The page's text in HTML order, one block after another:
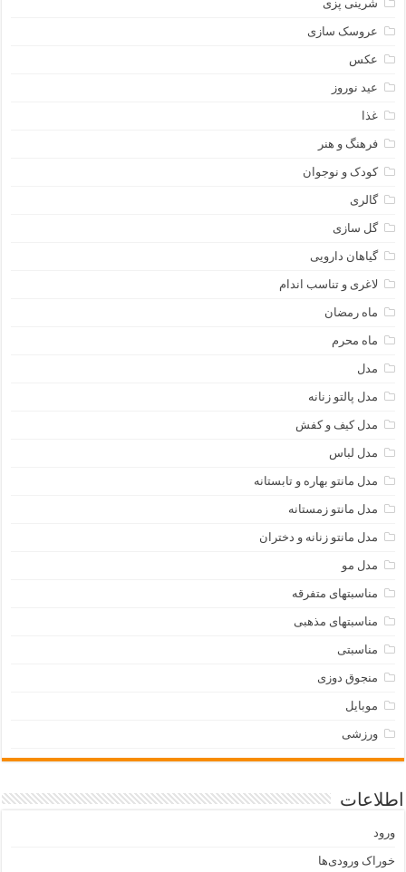
شرینی پزی
عروسک سازی
عکس
عید نوروز
غذا
فرهنگ و هنر
کودک و نوجوان
گالری
گل سازی
گیاهان دارویی
لاغری و تناسب اندام
ماه رمضان
ماه محرم
مدل
مدل پالتو زنانه
مدل کیف و کفش
مدل لباس
مدل مانتو بهاره و تابستانه
مدل مانتو زمستانه
مدل مانتو زنانه و دختران
مدل مو
مناسبتهای متفرقه
مناسبتهای مذهبی
مناسبتی
منجوق دوزی
موبایل
ورزشی
اطلاعات
ورود
خوراک ورودی‌ها